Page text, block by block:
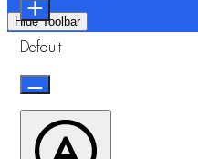
Hide Toolbar
Default